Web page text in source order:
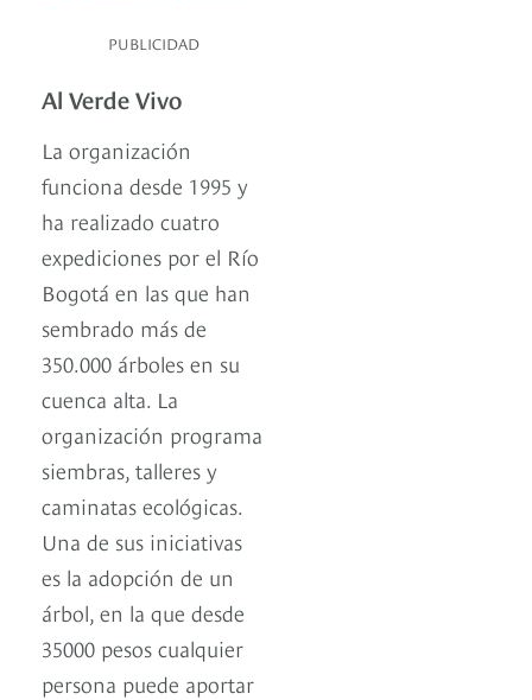
PUBLICIDAD
Al Verde Vivo
La organización
funciona desde 1995 y
ha realizado cuatro
expediciones por el Río
Bogotá en las que han
sembrado más de
350.000 árboles en su
cuenca alta. La
organización programa
siembras, talleres y
caminatas ecológicas.
Una de sus iniciativas
es la adopción de un
árbol, en la que desde
35000 pesos cualquier
persona puede aportar